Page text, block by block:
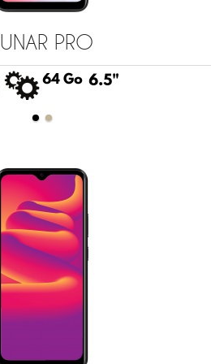
LUNAR PRO